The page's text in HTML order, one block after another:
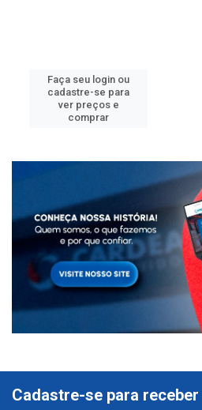
Faça seu login ou
cadastre-se para
ver preços e
comprar
Cadastre-se para